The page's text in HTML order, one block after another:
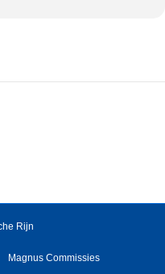
Rijn
Magnus Commissies